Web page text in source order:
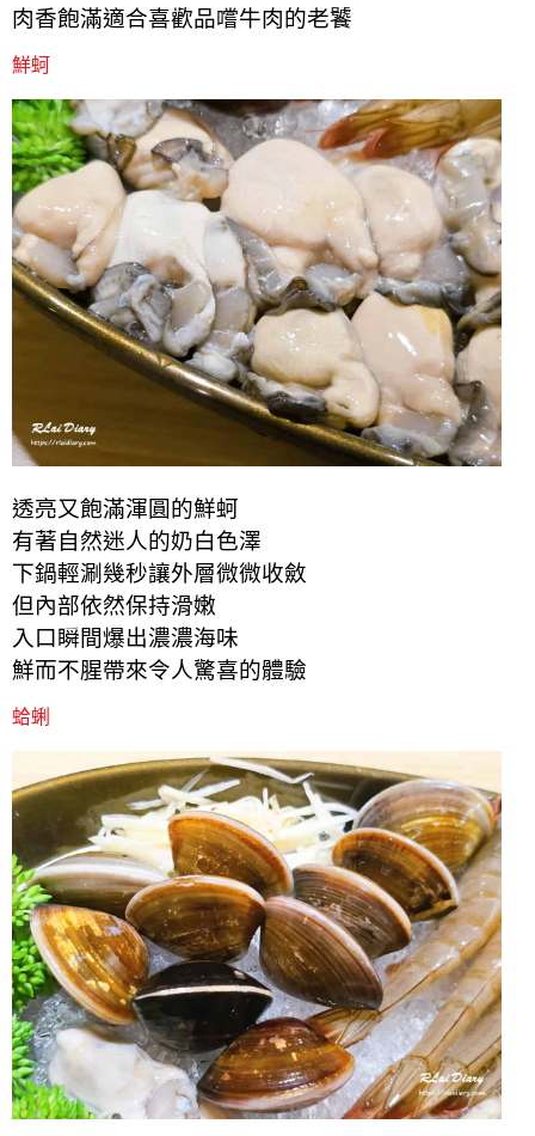
肉香飽滿適合喜歡品嚐牛肉的老饕
鮮蚵
透亮又飽滿渾圓的鮮蚵
有著自然迷人的奶白色澤
下鍋輕涮幾秒讓外層微微收斂
但內部依然保持滑嫩
入口瞬間爆出濃濃海味
鮮而不腥帶來令人驚喜的體驗
蛤蜊